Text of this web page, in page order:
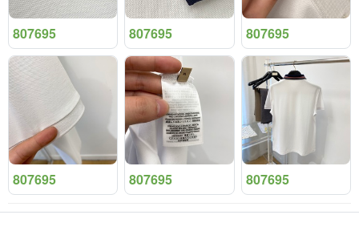
807695 807695 807695
807695 807695 807695